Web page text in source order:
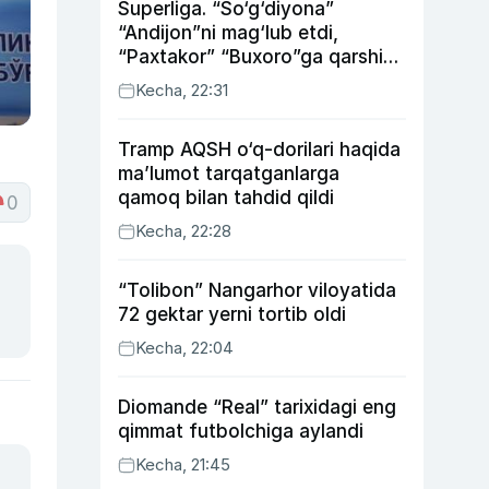
0
Superliga. “So‘g‘diyona”
“Andijon”ni mag‘lub etdi,
“Paxtakor” “Buxoro”ga qarshi
bahsda g‘alabani qo‘ldan
chiqardi
Kecha, 22:31
Tramp AQSH o‘q-dorilari haqida
ma’lumot tarqatganlarga
qamoq bilan tahdid qildi
Kecha, 22:28
“Tolibon” Nangarhor viloyatida
72 gektar yerni tortib oldi
Kecha, 22:04
Diomande “Real” tarixidagi eng
qimmat futbolchiga aylandi
Kecha, 21:45